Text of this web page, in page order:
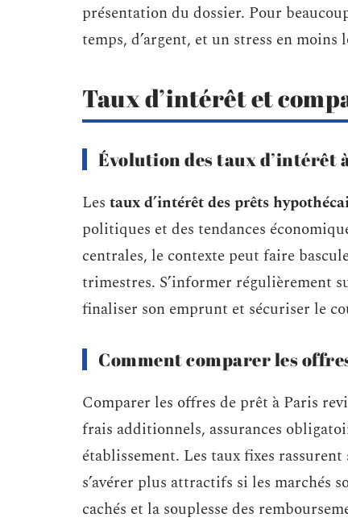
présentation du dossier. Pour
temps, d’argent, et un stress en moins
Taux d’intérêt et
Évolution des taux d’intérêt
Les taux d’intérêt des prêts
politiques et des tendances
centrales, le contexte peut faire
trimestres. S’informer régulièrement
finaliser son emprunt et sécuriser le
Comment comparer les
Comparer les offres de prêt à Paris
frais additionnels, assurances
établissement. Les taux fixes
s’avérer plus attractifs si les marchés
cachés et la souplesse des